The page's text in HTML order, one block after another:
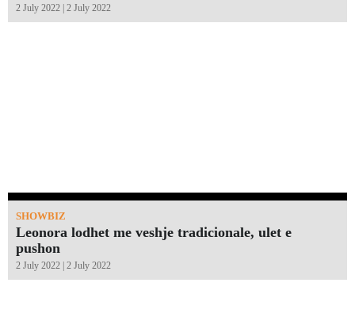
2 July 2022 | 2 July 2022
SHOWBIZ
Leonora lodhet me veshje tradicionale, ulet e
pushon
2 July 2022 | 2 July 2022